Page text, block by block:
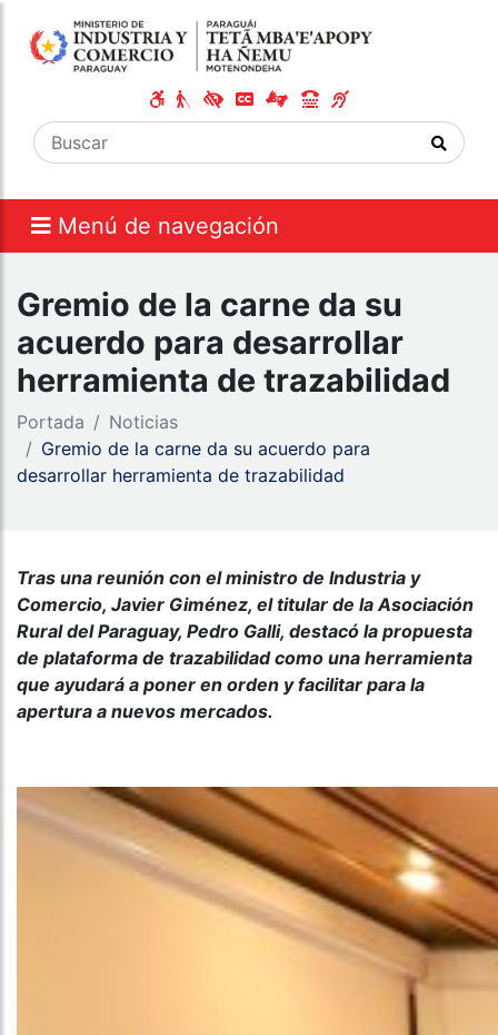
Menú de navegación
Gremio de la carne da su
acuerdo para desarrollar
herramienta de trazabilidad
Portada
Noticias
Gremio de la carne da su acuerdo para
desarrollar herramienta de trazabilidad
Tras una reunión con el ministro de Industria y
Comercio, Javier Giménez, el titular de la Asociación
Rural del Paraguay, Pedro Galli, destacó la propuesta
de plataforma de trazabilidad como una herramienta
que ayudará a poner en orden y facilitar para la
apertura a nuevos mercados.